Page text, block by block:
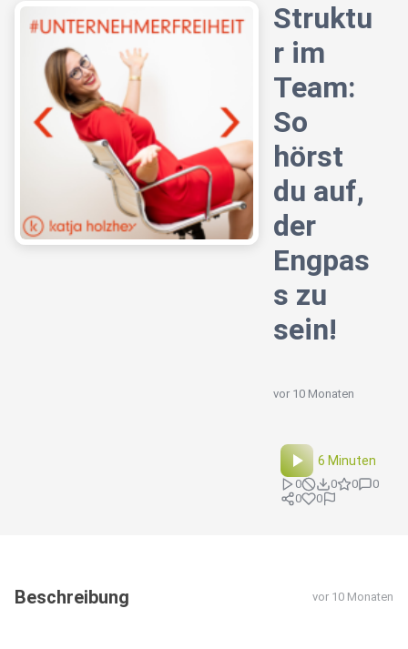
Struktu
r im
Team:
So
hörst
du auf,
der
Engpas
s zu
sein!
vor 10 Monaten
6 Minuten
0 0 0
0
0
0
Beschreibung vor 10 Monaten